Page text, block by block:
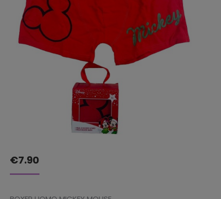
€7.90